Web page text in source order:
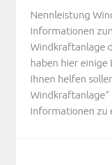
Nennleistung
Informationen
Windkraftanlage
haben hier einige
Ihnen helfen
Informationen zu